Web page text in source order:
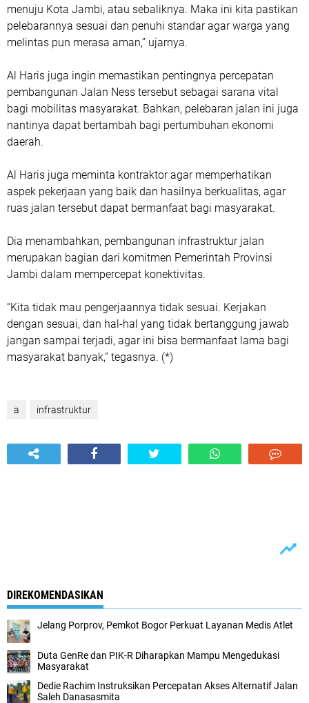
menuju Kota Jambi, atau sebaliknya. Maka ini kita pastikan
pelebarannya sesuai dan penuhi standar agar warga yang
melintas pun merasa aman,” ujarnya.
Al Haris juga ingin memastikan pentingnya percepatan
pembangunan Jalan Ness tersebut sebagai sarana vital
bagi mobilitas masyarakat. Bahkan, pelebaran jalan ini juga
nantinya dapat bertambah bagi pertumbuhan ekonomi
daerah.
Al Haris juga meminta kontraktor agar memperhatikan
aspek pekerjaan yang baik dan hasilnya berkualitas, agar
ruas jalan tersebut dapat bermanfaat bagi masyarakat.
Dia menambahkan, pembangunan infrastruktur jalan
merupakan bagian dari komitmen Pemerintah Provinsi
Jambi dalam mempercepat konektivitas.
“Kita tidak mau pengerjaannya tidak sesuai. Kerjakan
dengan sesuai, dan hal-hal yang tidak bertanggung jawab
jangan sampai terjadi, agar ini bisa bermanfaat lama bagi
masyarakat banyak,” tegasnya. (*)
a infrastruktur
DIREKOMENDASIKAN
Jelang Porprov, Pemkot Bogor Perkuat Layanan Medis Atlet
Duta GenRe dan PIK-R Diharapkan Mampu Mengedukasi
Masyarakat
Dedie Rachim Instruksikan Percepatan Akses Alternatif Jalan
Saleh Danasasmita